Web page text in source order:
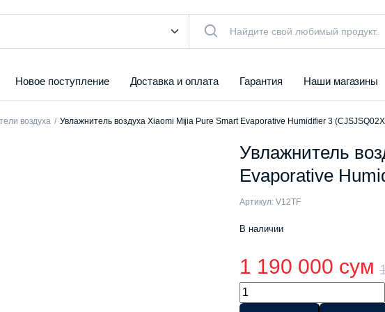
Новое поступление Доставка и оплата Гарантия Наши магазины
воздуха Увлажнитель воздуха Xiaomi Mijia Pure Smart Evaporative Humidifier 3
Увлажнитель
Evaporative
Артикул: V12TF
В наличии
1 190 000 сум
Увлажнитель
воздуха